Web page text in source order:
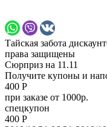
Тайская забота
права защищены
Сюрприз на 11.11
Получите купоны и
400 Р
при заказе от 1000р.
спецкупон
400 Р